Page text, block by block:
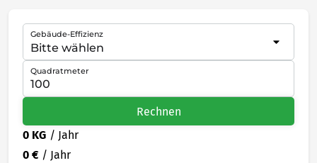
Gebäude-Effizienz
Quadratmeter
Rechnen
0 KG / Jahr
0 € / Jahr